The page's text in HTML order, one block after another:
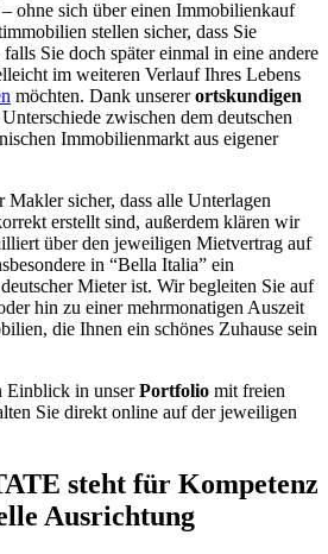
ohne sich über einen Immobilienkauf
stellen sicher, dass Sie
Sie doch später einmal in eine andere
im weiteren Verlauf Ihres Lebens
möchten. Dank unsererortskundigen
zwischen dem deutschen
Immobilienmarkt aus eigener
sicher, dass alle Unterlagen
erstellt sind, außerdem klären wir
über den jeweiligen Mietvertrag auf
in “Bella Italia” ein
Mieter ist. Wir begleiten Sie auf
hin zu einer mehrmonatigen Auszeit
die Ihnen ein schönes Zuhause sein
Einblick in unserPortfolio mit freien
Sie direkt online auf der jeweiligen
steht für Kompetenz
Ausrichtung